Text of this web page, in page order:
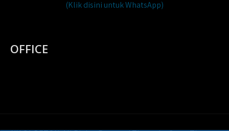
(Klik disini untuk WhatsApp)
OFFICE